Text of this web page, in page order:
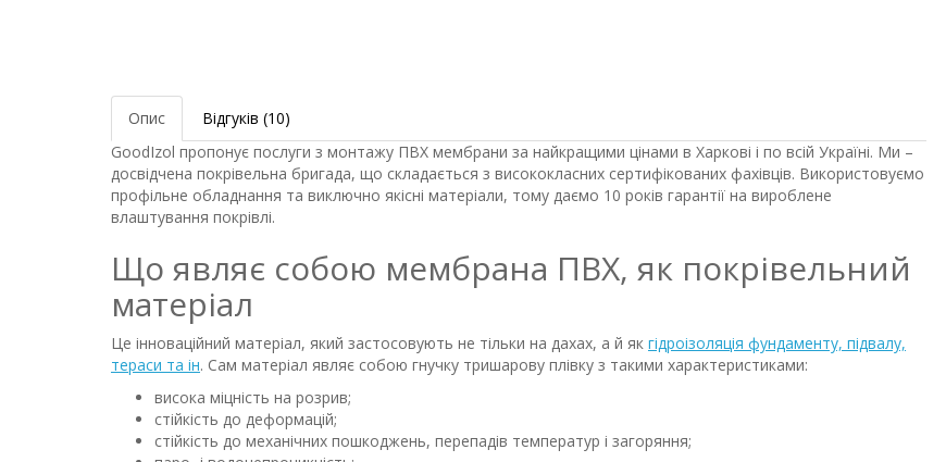
Опис
Відгуків (10)
GoodIzol пропонує послуги з монтажу ПВХ мембрани за найкращими цінами в Харкові і по всій Україні. Ми –
досвідчена покрівельна бригада, що складається з висококласних сертифікованих фахівців. Використовуємо
профільне обладнання та виключно якісні матеріали, тому даємо 10 років гарантії на вироблене
влаштування покрівлі.
Що являє собою мембрана ПВХ, як покрівельний
матеріал
Це інноваційний матеріал, який застосовують не тільки на дахах, а й як гідроізоляція фундаменту, підвалу,
тераси та ін. Сам матеріал являє собою гнучку тришарову плівку з такими характеристиками:
висока міцність на розрив;
стійкість до деформацій;
стійкість до механічних пошкоджень, перепадів температур і загоряння;